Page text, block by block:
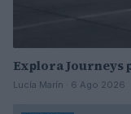
Explora Journeys
Lucía Marín · 6 Ago 2026